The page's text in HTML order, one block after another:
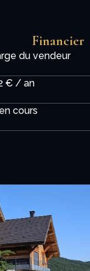
Financier
du vendeur
€ / an
cours